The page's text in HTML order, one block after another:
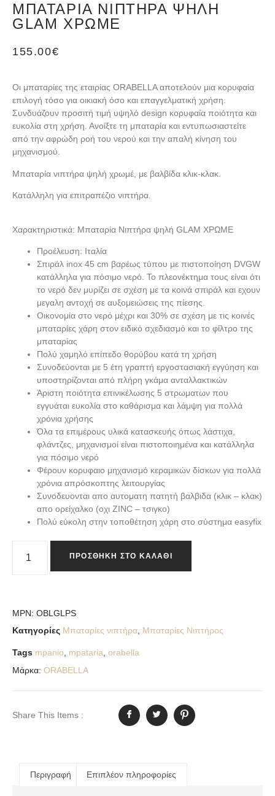
ΜΠΑΤΑΡΊΑ ΝΙΠΤΉΡΑ ΨΗΛΉ
GLAM ΧΡΩΜΈ
155.00€
Οι μπαταρίες της εταιρίας ORABELLA αποτελούν μια κορυφαία
επιλογή τόσο για οικιακή όσο και επαγγελματική χρήση.
Συνδυάζουν προσιτή τιμή υψηλό design κορυφαία ποιότητα και
ευκολία στη χρήση. Ανοίξτε τη μπαταρία και εντυπωσιαστείτε
από την αφρώδη ροή του νερού και την απαλή κίνηση του
μηχανισμού.
Μπαταρία νιπτήρα ψηλή χρωμέ, με βαλβίδα κλικ-κλακ.
Κατάλληλη για επιτραπέζιο νιπτήρα.
Χαρακτηριστικά: Μπαταρία Νιπτήρα ψηλή GLAM ΧΡΩΜΕ
Προέλευση: Ιταλία
Σπιράλ inox 45 cm βαρέως τύπου με πιστοποίηση DVGW
κατάλληλα για πόσιμο νερό. Το πλεονέκτημα τους είναι ότι
το νερό δεν μυρίζει σε σχέση με τα κοινά σπιράλ και εχουν
μεγαλη αντοχή σε αυξομειώσεις της πίεσης.
Οικονομία στο νερό μέχρι και 30% σε σχέση με τις κοινές
μπαταρίες χάρη στον ειδικό σχεδιασμό και το φίλτρο της
μπαταρίας
Πολύ χαμηλό επίπεδο θορύβου κατά τη χρήση
Συνοδεύονται με 5 έτη γραπτή εργοστασιακή εγγύηση και
υποστηρίζονται από πλήρη γκάμα ανταλλακτικών
Άριστη ποιότητα επινικέλωσης 5 στρωματων που
εγγυάται ευκολία στο καθάρισμα και λάμψη για πολλά
χρόνια χρήσης
Όλα τα επιμέρους υλικά κατασκευής όπως λάστιχα,
φλάντζες, μηχανισμοί είναι πιστοποιημένα και κατάλληλα
για πόσιμο νερό
Φέρουν κορυφαιο μηχανισμό κεραμικών δίσκων για πολλά
χρόνια απρόσκοπτης λειτουργίας
Συνοδευονται απο αυτοματη πατητή βαλβιδα (κλικ – κλακ)
απο ορείχαλκο (οχι ZINC – τσιγκο)
Πολύ εύκολη στην τοποθέτηση χάρη στο σύστημα easyfix
ΠΡΟΣΘΉΚΗ ΣΤΟ ΚΑΛΆΘΙ
MPN: OBLGLPS
Κατηγορίες Μπαταρίες νιπτήρα, Μπαταρίες Νιπτήρος
Tags mpanio, mpataria, orabella
Μάρκα: ORABELLA
Share This Items :
Περιγραφή Επιπλέον πληροφορίες